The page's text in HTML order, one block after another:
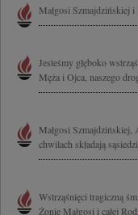
Małgosi Szmajdzińskiej
Jesteśmy głęboko
Męża i Ojca, naszego
Małgosi
chwilach składają
Wstrząśnięci tragiczną
Żonie Małgosi i całej